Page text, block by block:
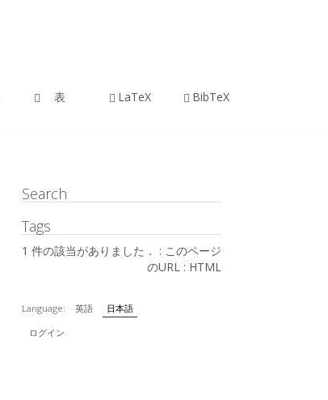
表 LaTeX BibTeX
Search
Tags
1 件の該当がありました． : このページ
のURL : HTML
Language: 英語
日本語
ログイン